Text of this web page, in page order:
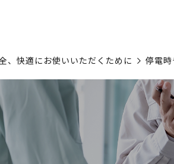
、快適にお使いいただくために 停電